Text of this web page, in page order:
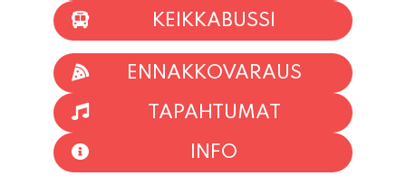
KEIKKABUSSI
ENNAKKOVARAUS
TAPAHTUMAT
INFO